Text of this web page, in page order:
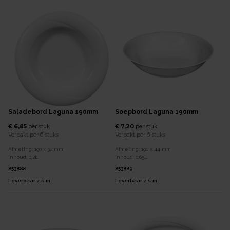
Saladebord Laguna 190mm
€ 6,85 per stuk
Verpakt per 6 stuks
Afmeting: 190 x 32 mm
Inhoud: 0,2L
853888
Leverbaar z.s.m.
Soepbord Laguna 190mm
€ 7,20 per stuk
Verpakt per 6 stuks
Afmeting: 190 x 44 mm
Inhoud: 0,65L
853889
Leverbaar z.s.m.